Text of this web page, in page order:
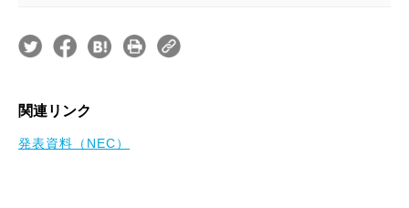
関連リンク
発表資料（NEC）